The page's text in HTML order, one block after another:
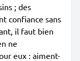
; des
confiance sans
il faut bien
ne
eux : aiment-